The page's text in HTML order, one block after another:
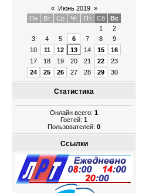
« Июнь 2019 »
Пн
Вт Ср Чт Пт Сб
Вс
1
2
3
4 5 6 7 8
9
10
11 12 13 14 15
16
17
18 19 20 21 22
23
24
25 26 27 28 29 30
Статистика
Онлайн всего: 1
Гостей: 1
Пользователей: 0
Ссылки